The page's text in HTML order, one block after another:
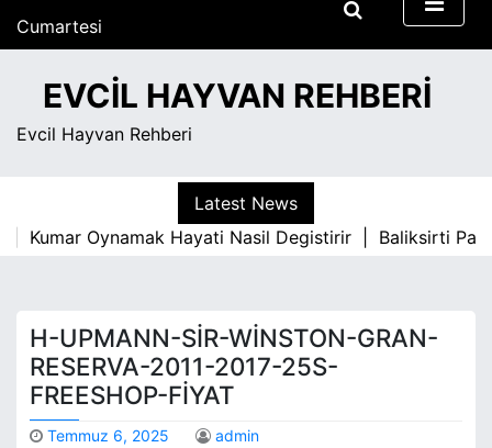
Cumartesi
Ağustos 8, 2026
6:39 am
EVCIL HAYVAN REHBERI
Evcil Hayvan Rehberi
Latest News
Kumar Oynamak Hayati Nasil Degistirir |
Baliksirti
H-UPMANN-SIR-WINSTON-GRAN-
RESERVA-2011-2017-25S-
FREESHOP-FIYAT
Temmuz 6, 2025 admin